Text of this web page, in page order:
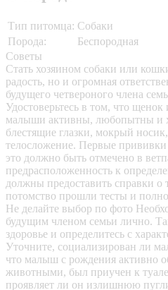
Тип питомца: Собаки
Порода:
Беспородная
Советы
Стать хозяином собаки или
радость, но и огромная
будущего четвероного члена
Удостоверьтесь в том, что щенок
малыши активны, любопытны и
блестящие глазки, мокрый
телосложение. Первые
это должно быть отмечено в
предрасположенность к
должны предоставить справки о
потомство прошли тесты и
Не делайте выбор по фото
будущим членом семьи лично.
здоровье и определитесь с
Уточните, социализирован ли
что малыш с рождения активно
животными, был приучен к
проявляет ли он излишнюю